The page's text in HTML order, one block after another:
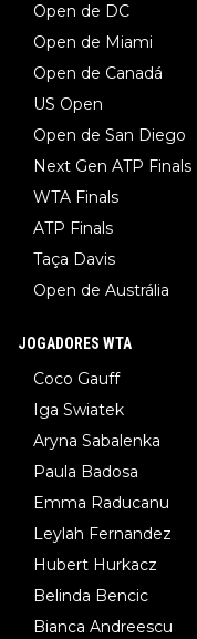
Open de DC
Open de Miami
Open de Canadá
US Open
Open de San Diego
Next Gen ATP Finals
WTA Finals
ATP Finals
Taça Davis
Open de Austrália
JOGADORES WTA
Coco Gauff
Iga Swiatek
Aryna Sabalenka
Paula Badosa
Emma Raducanu
Leylah Fernandez
Hubert Hurkacz
Belinda Bencic
Bianca Andreescu